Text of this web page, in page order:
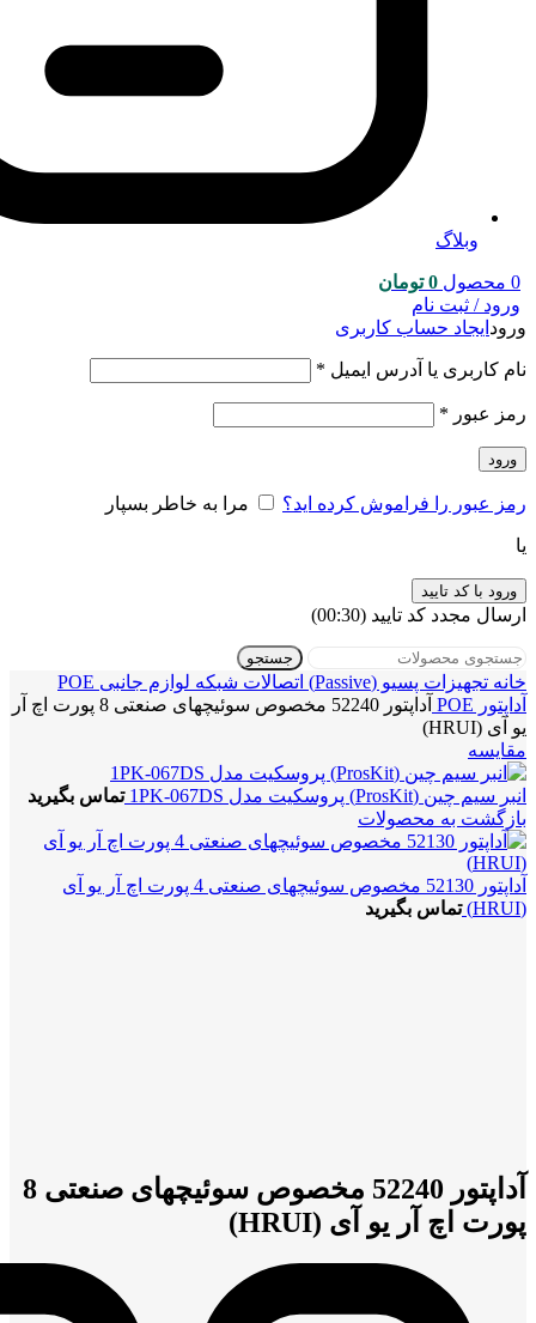
وبلاگ
0 محصول 0 تومان
ورود / ثبت نام
ورود ایجاد حساب کاربری
نام کاربری یا آدرس ایمیل *
رمز عبور *
ورود
رمز عبور را فراموش کرده اید؟ مرا به خاطر بسپار
یا
ورود با کد تایید
ارسال مجدد کد تایید (00:
30
)
جستجو
خانه تجهیزات پسیو (Passive) اتصالات شبکه لوازم جانبی POE
آداپتور POE
آداپتور 52240 مخصوص سوئیچهای صنعتی 8 پورت اچ آر
یو آی (HRUI)
مقایسه
انبر سیم چین (ProsKit) پروسکیت مدل 1PK-067DS
تماس بگیرید
بازگشت به محصولات
آداپتور 52130 مخصوص سوئیچهای صنعتی 4 پورت اچ آر یو آی
(HRUI)
تماس بگیرید
آداپتور 52240 مخصوص سوئیچهای صنعتی 8
پورت اچ آر یو آی (HRUI)